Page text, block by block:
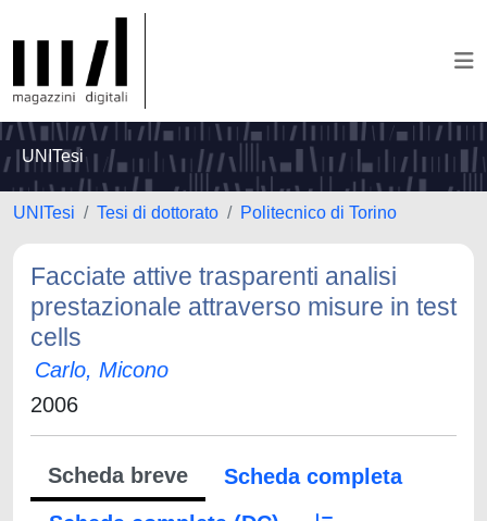
UNITesi
UNITesi Tesi di dottorato Politecnico di Torino
Facciate attive trasparenti analisi
prestazionale attraverso misure in test
cells
Carlo, Micono
2006
Scheda breve
Scheda completa